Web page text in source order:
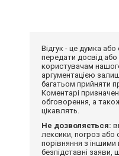
Відгук - це думка
передати досвід
користувачам
аргументацією
багатьом прийняти
Коментарі
обговорення, а
цікавлять.
Не дозволяється:
лексики, погроз або
порівняння з
безпідставні заяви,